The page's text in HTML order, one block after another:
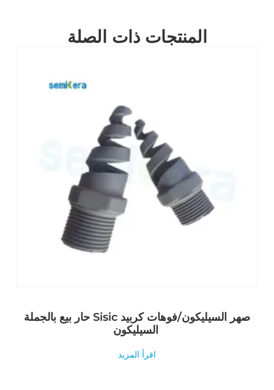
المنتجات ذات الصلة
حار بيع بالجملة Sisic صهر السيليكون/فوهات كربيد
اقرأ المزيد